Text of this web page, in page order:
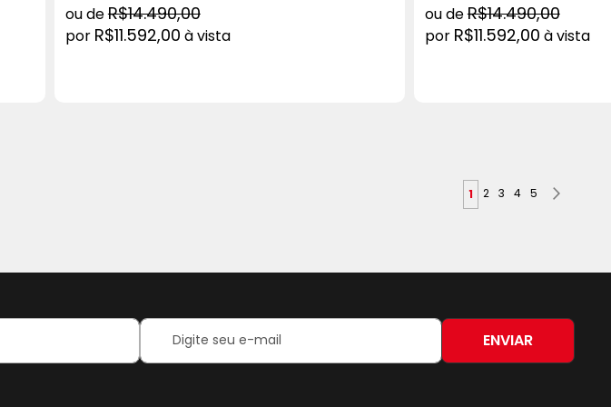
R$14.490,00
R$11.592,00 à vista
R$14.490,00
R$11.592,00 à vista
Você esta lendo a
1 Página
2 Página
3 Página
4 Página
5
Inscreva-
na
ENVIAR